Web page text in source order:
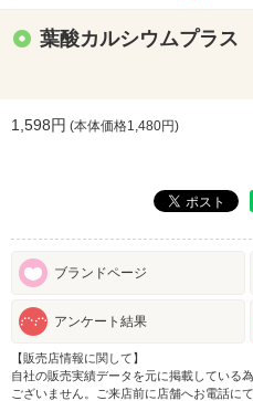
葉酸カルシウムプラ
1,598円 (本体価格1,480円)
ブランドページ
アンケート結果
【販売店情報に関して】
自社の販売実績データを元に掲載している
ございません。ご来店前に店舗へお電話に